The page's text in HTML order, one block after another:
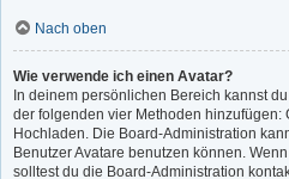
Nach oben
Wie verwende ich einen Avatar?
In deinem persönlichen Bereich kannst
der folgenden vier Methoden hinzufügen:
Hochladen. Die Board-Administration
Benutzer Avatare benutzen können.
solltest du die Board-Administration